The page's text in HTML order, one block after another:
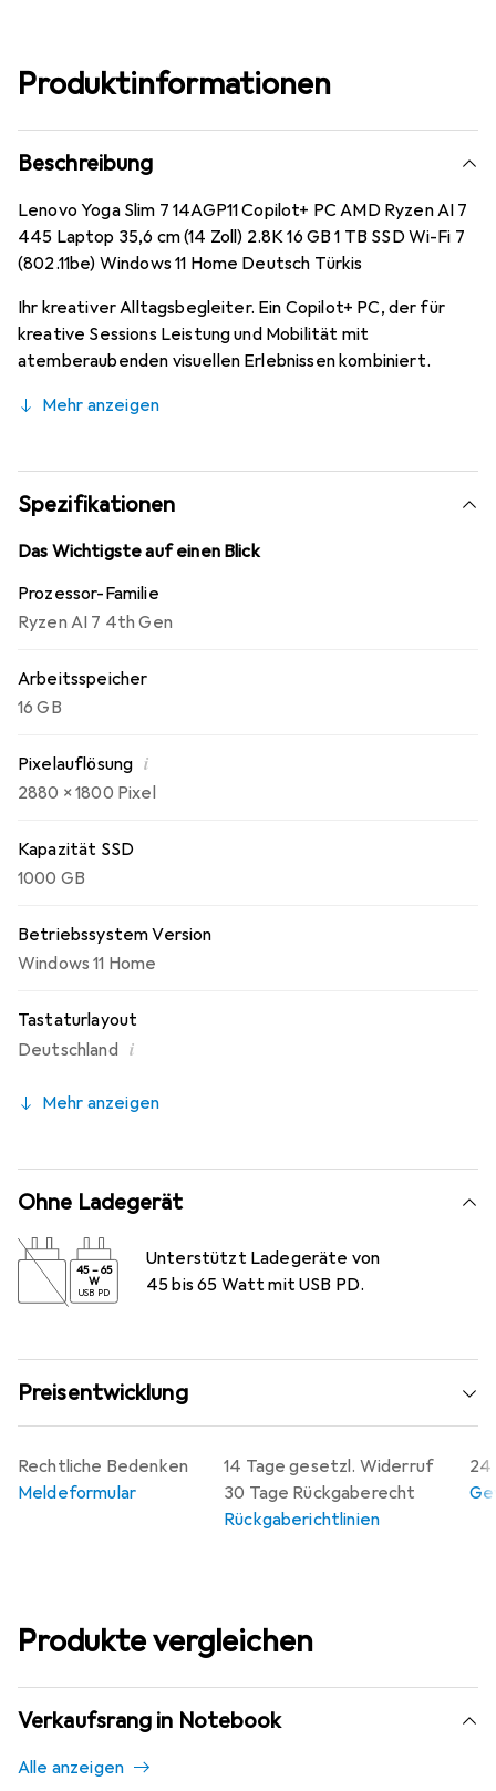
Produktinformationen
Beschreibung
Lenovo Yoga Slim 7 14AGP11 Copilot+ PC AMD Ryzen AI 7
445 Laptop 35,6 cm (14 Zoll) 2.8K 16 GB 1 TB SSD Wi-Fi 7
(802.11be) Windows 11 Home Deutsch Türkis
Ihr kreativer Alltagsbegleiter. Ein Copilot+ PC, der für
kreative Sessions Leistung und Mobilität mit
atemberaubenden visuellen Erlebnissen kombiniert.
Mehr anzeigen
Spezifikationen
Das Wichtigste auf einen Blick
Prozessor-Familie
Ryzen AI 7 4th Gen
Arbeitsspeicher
16 GB
Pixelauflösung i
2880 x 1800 Pixel
Kapazität SSD
1000 GB
Betriebssystem Version
Windows 11 Home
Tastaturlayout
Deutschland i
Mehr anzeigen
Ohne Ladegerät
45–65
W
USB PD
Unterstützt Ladegeräte von
45 bis 65 Watt mit USB PD.
Preisentwicklung
14 Tage gesetzl. Widerruf
30 Tage Rückgaberecht
Rückgaberichtlinien
24
Rechtliche Bedenken
Meldeformular
Produkte vergleichen
Verkaufsrang in Notebook
Alle anzeigen